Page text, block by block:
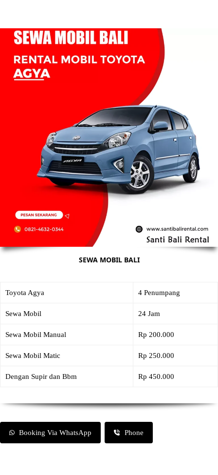
SEWA MOBIL BALI
Toyota Agya 4 Penumpang
Sewa Mobil 24 Jam
Sewa Mobil Manual Rp 200.000
Sewa Mobil Matic Rp 250.000
Dengan Supir dan Bbm Rp 450.000
Booking Via WhatsApp Phone